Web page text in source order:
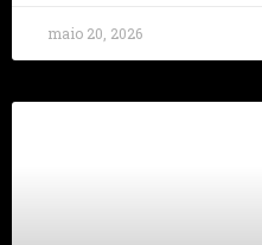
maio 20, 2026